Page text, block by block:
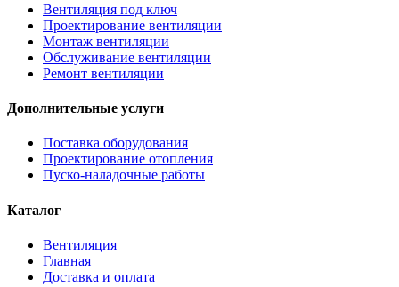
Вентиляция под ключ
Проектирование вентиляции
Монтаж вентиляции
Обслуживание вентиляции
Ремонт вентиляции
Дополнительные услуги
Поставка оборудования
Проектирование отопления
Пуско-наладочные работы
Каталог
Вентиляция
Главная
Доставка и оплата